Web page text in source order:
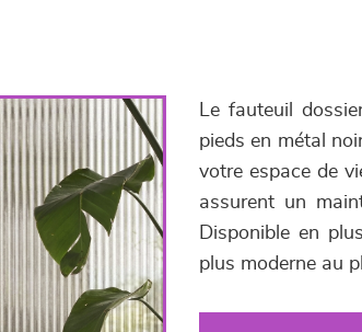
Le fauteuil
pieds en métal
votre espace de
assurent un
Disponible en
plus moderne au